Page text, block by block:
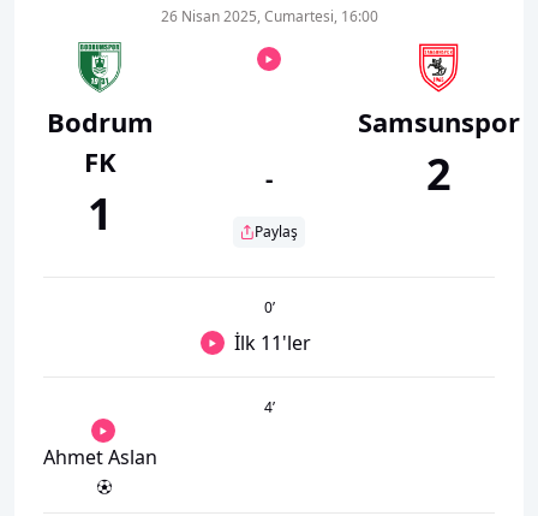
Bodrum
FK
1
26 Nisan 2025, Cumartesi, 16:00
-
Paylaş
Samsunspor
2
0’
İlk 11'ler
4’
Ahmet Aslan